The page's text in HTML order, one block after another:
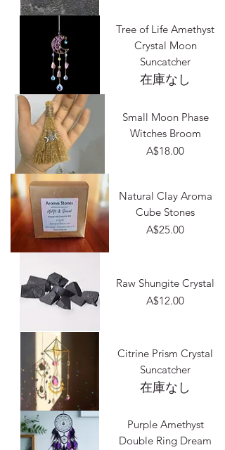
Tree of Life Amethyst
Crystal Moon
Suncatcher
在庫なし
Small Moon Phase
Witches Broom
価格
A$18.00
Natural Clay Aroma
Cube Stones
価格
A$25.00
Raw Shungite Crystal
価格
A$12.00
Citrine Prism Crystal
Suncatcher
在庫なし
Purple Amethyst
Double Ring Dream